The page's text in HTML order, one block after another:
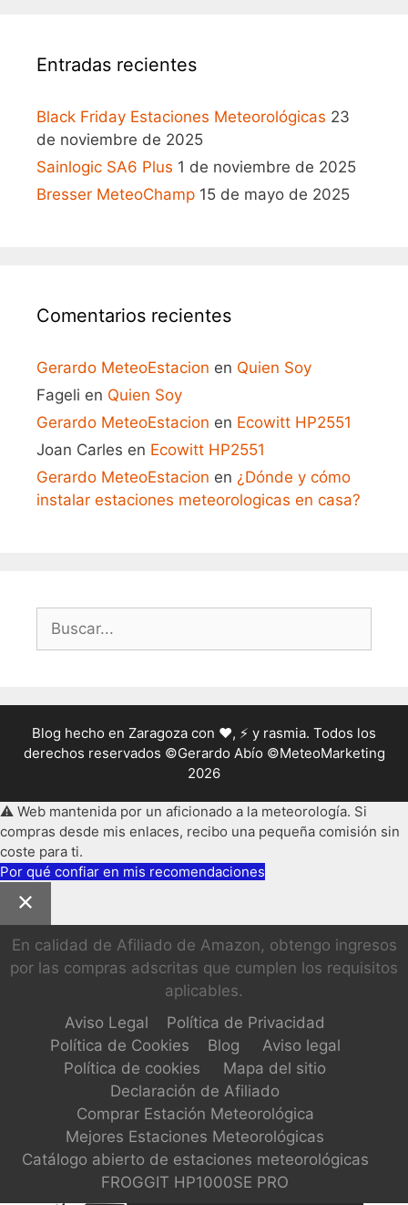
Entradas recientes
Black Friday Estaciones Meteorológicas 23
de noviembre de 2025
Sainlogic SA6 Plus 1 de noviembre de 2025
Bresser MeteoChamp 15 de mayo de 2025
Comentarios recientes
Gerardo MeteoEstacion en Quien Soy
Fageli en Quien Soy
Gerardo MeteoEstacion en Ecowitt HP2551
Joan Carles en Ecowitt HP2551
Gerardo MeteoEstacion en ¿Dónde y cómo
instalar estaciones meteorologicas en casa?
Buscar:
Blog hecho en Zaragoza con ❤️, ⚡ y rasmia. Todos los
derechos reservados ©Gerardo Abío ©MeteoMarketing
2026
⚠️ Web mantenida por un aficionado a la meteorología. Si
compras desde mis enlaces, recibo una pequeña comisión sin
coste para ti.
Por qué confiar en mis recomendaciones
En calidad de Afiliado de Amazon, obtengo ingresos
por las compras adscritas que cumplen los requisitos
aplicables.
Aviso Legal
Política de Privacidad
Política de Cookies
Blog
Aviso legal
Política de cookies
Mapa del sitio
Declaración de Afiliado
Comprar Estación Meteorológica
Mejores Estaciones Meteorológicas
Catálogo abierto de estaciones meteorológicas
FROGGIT HP1000SE PRO